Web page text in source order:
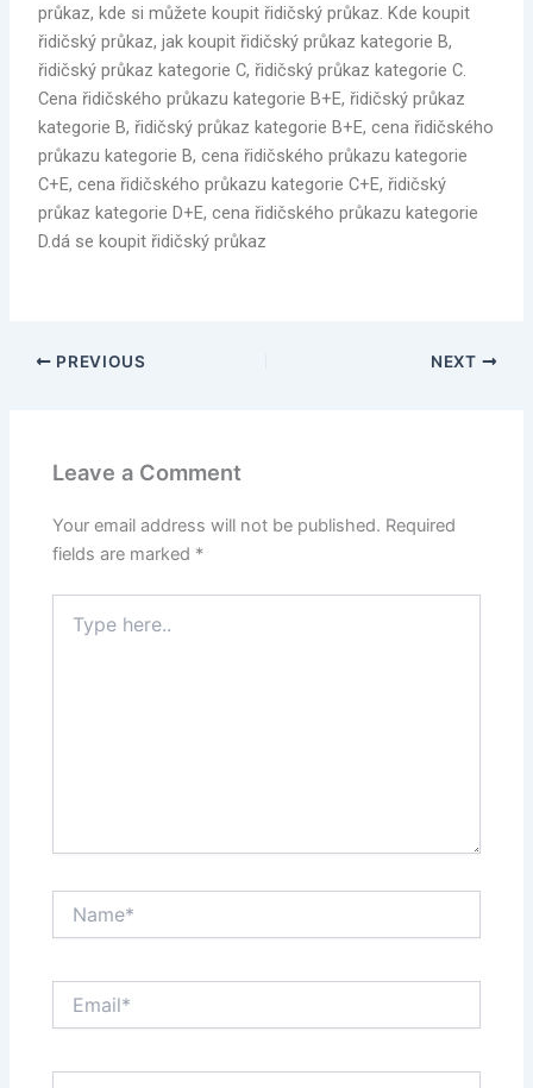
průkaz, kde si můžete koupit řidičský průkaz. Kde koupit
řidičský průkaz, jak koupit řidičský průkaz kategorie B,
řidičský průkaz kategorie C, řidičský průkaz kategorie C.
Cena řidičského průkazu kategorie B+E, řidičský průkaz
kategorie B, řidičský průkaz kategorie B+E, cena řidičského
průkazu kategorie B, cena řidičského průkazu kategorie
C+E, cena řidičského průkazu kategorie C+E, řidičský
průkaz kategorie D+E, cena řidičského průkazu kategorie
D.dá se koupit řidičský průkaz
PREVIOUS NEXT
Leave a Comment
Your email address will not be published. Required
fields are marked *
here..